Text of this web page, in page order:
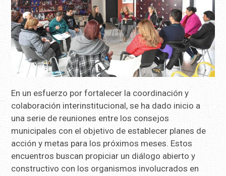
En un esfuerzo por fortalecer la coordinación y
colaboración interinstitucional, se ha dado inicio a
una serie de reuniones entre los consejos
municipales con el objetivo de establecer planes de
acción y metas para los próximos meses. Estos
encuentros buscan propiciar un diálogo abierto y
constructivo con los organismos involucrados en